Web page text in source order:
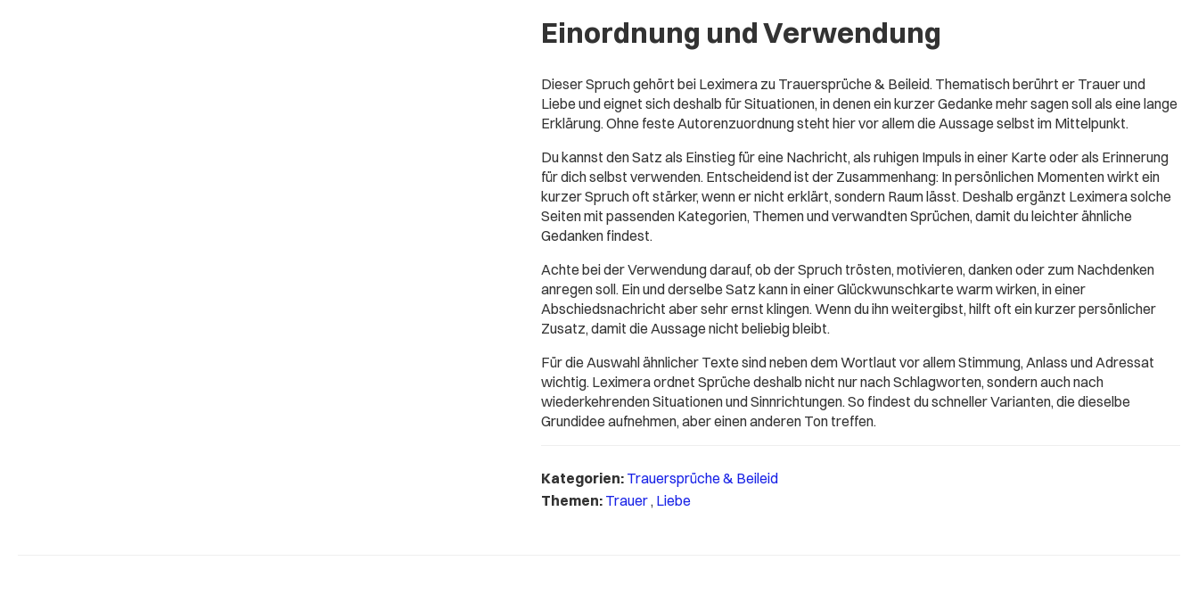
Einordnung und Verwendung
Dieser Spruch gehört bei Leximera zu Trauersprüche & Beileid. Thematisch berührt er Trauer und
Liebe und eignet sich deshalb für Situationen, in denen ein kurzer Gedanke mehr sagen soll als eine lange
Erklärung. Ohne feste Autorenzuordnung steht hier vor allem die Aussage selbst im Mittelpunkt.
Du kannst den Satz als Einstieg für eine Nachricht, als ruhigen Impuls in einer Karte oder als Erinnerung
für dich selbst verwenden. Entscheidend ist der Zusammenhang: In persönlichen Momenten wirkt ein
kurzer Spruch oft stärker, wenn er nicht erklärt, sondern Raum lässt. Deshalb ergänzt Leximera solche
Seiten mit passenden Kategorien, Themen und verwandten Sprüchen, damit du leichter ähnliche
Gedanken findest.
Achte bei der Verwendung darauf, ob der Spruch trösten, motivieren, danken oder zum Nachdenken
anregen soll. Ein und derselbe Satz kann in einer Glückwunschkarte warm wirken, in einer
Abschiedsnachricht aber sehr ernst klingen. Wenn du ihn weitergibst, hilft oft ein kurzer persönlicher
Zusatz, damit die Aussage nicht beliebig bleibt.
Für die Auswahl ähnlicher Texte sind neben dem Wortlaut vor allem Stimmung, Anlass und Adressat
wichtig. Leximera ordnet Sprüche deshalb nicht nur nach Schlagworten, sondern auch nach
wiederkehrenden Situationen und Sinnrichtungen. So findest du schneller Varianten, die dieselbe
Grundidee aufnehmen, aber einen anderen Ton treffen.
Kategorien: Trauersprüche & Beileid
Themen: Trauer , Liebe